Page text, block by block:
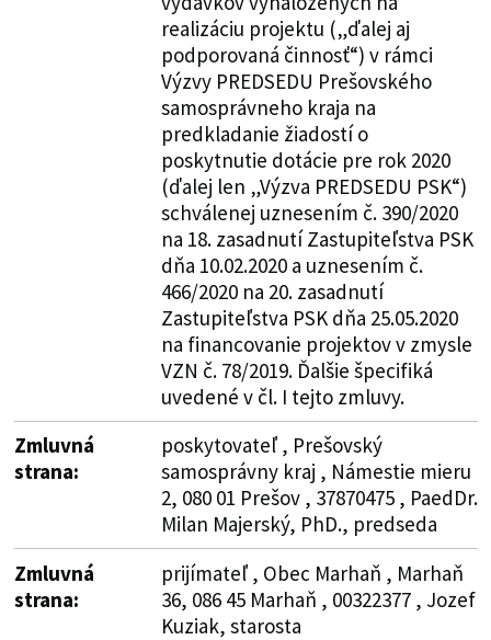
realizáciu projektu („ďalej aj
podporovaná činnosť“) v rámci
Výzvy PREDSEDU Prešovského
samosprávneho kraja na
predkladanie žiadostí o
poskytnutie dotácie pre rok 2020
(ďalej len „Výzva PREDSEDU PSK“)
schválenej uznesením č. 390/2020
na 18. zasadnutí Zastupiteľstva PSK
dňa 10.02.2020 a uznesením č.
466/2020 na 20. zasadnutí
Zastupiteľstva PSK dňa 25.05.2020
na financovanie projektov v zmysle
VZN č. 78/2019. Ďalšie špecifiká
uvedené v čl. I tejto zmluvy.
Zmluvná
strana:
poskytovateľ , Prešovský
samosprávny kraj , Námestie mieru
2, 080 01 Prešov , 37870475 , PaedDr.
Milan Majerský, PhD., predseda
Zmluvná
strana:
prijímateľ , Obec Marhaň , Marhaň
36, 086 45 Marhaň , 00322377 , Jozef
Kuziak, starosta